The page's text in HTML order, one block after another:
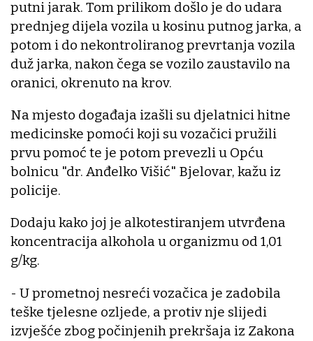
putni jarak. Tom prilikom došlo je do udara
prednjeg dijela vozila u kosinu putnog jarka, a
potom i do nekontroliranog prevrtanja vozila
duž jarka, nakon čega se vozilo zaustavilo na
oranici, okrenuto na krov.
Na mjesto događaja izašli su djelatnici hitne
medicinske pomoći koji su vozačici pružili
prvu pomoć te je potom prevezli u Opću
bolnicu "dr. Anđelko Višić" Bjelovar, kažu iz
policije.
Dodaju kako joj je alkotestiranjem utvrđena
koncentracija alkohola u organizmu od 1,01
g/kg.
- U prometnoj nesreći vozačica je zadobila
teške tjelesne ozljede, a protiv nje slijedi
izvješće zbog počinjenih prekršaja iz Zakona